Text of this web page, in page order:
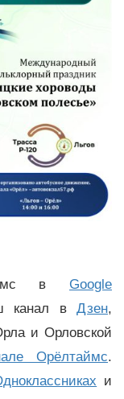
в Google
канал вДзен,
и Орловской
Орёлтаймс.
и